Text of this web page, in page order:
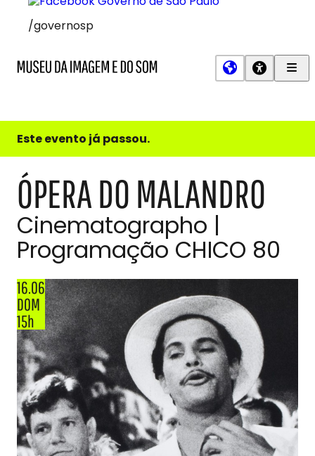
/governosp
e
do
Este evento já passou.
ÓPERA DO MALANDRO
Cinematographo |
Programação CHICO 80
16.06
DOM
15h